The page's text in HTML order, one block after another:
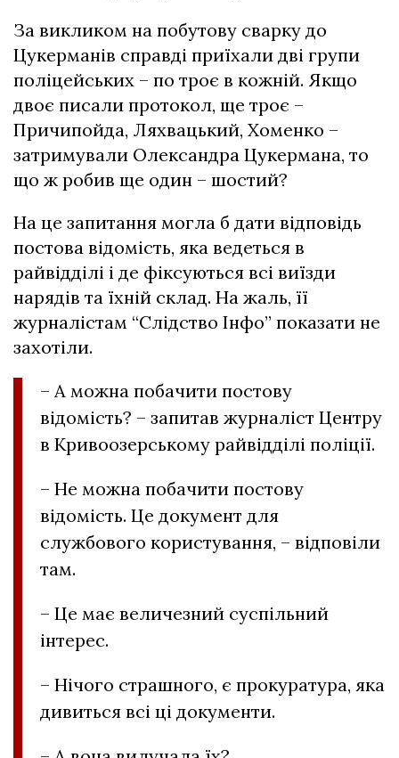
За викликом на побутову сварку до
Цукерманів справді приїхали дві групи
поліцейських – по троє в кожній. Якщо
двоє писали протокол, ще троє –
Причипойда, Ляхвацький, Хоменко –
затримували Олександра Цукермана, то
що ж робив ще один – шостий?
На це запитання могла б дати відповідь
постова відомість, яка ведеться в
райвідділі і де фіксуються всі виїзди
нарядів та їхній склад. На жаль, її
журналістам “Слідство Інфо” показати не
захотіли.
– А можна побачити постову
відомість? – запитав журналіст Центру
в Кривоозерському райвідділі поліції.
– Не можна побачити постову
відомість. Це документ для
службового користування, – відповіли
там.
– Це має величезний суспільний
інтерес.
– Нічого страшного, є прокуратура, яка
дивиться всі ці документи.